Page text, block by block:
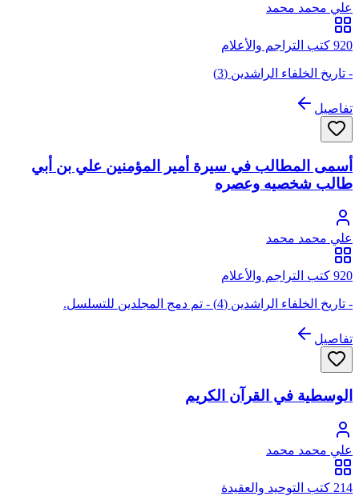
علي محمد محمد
920 كتب التراجم والأعلام
- تاريخ الخلفاء الراشدين (3)
تفاصيل
أسمى المطالب في سيرة أمير المؤمنين علي بن أبي
طالب شخصيه وعصره
علي محمد محمد
920 كتب التراجم والأعلام
- تاريخ الخلفاء الراشدين (4) - تم دمج المجلدين للتسلسل.
تفاصيل
الوسطية في القرآن الكريم
علي محمد محمد
214 كتب التوحيد والعقيدة